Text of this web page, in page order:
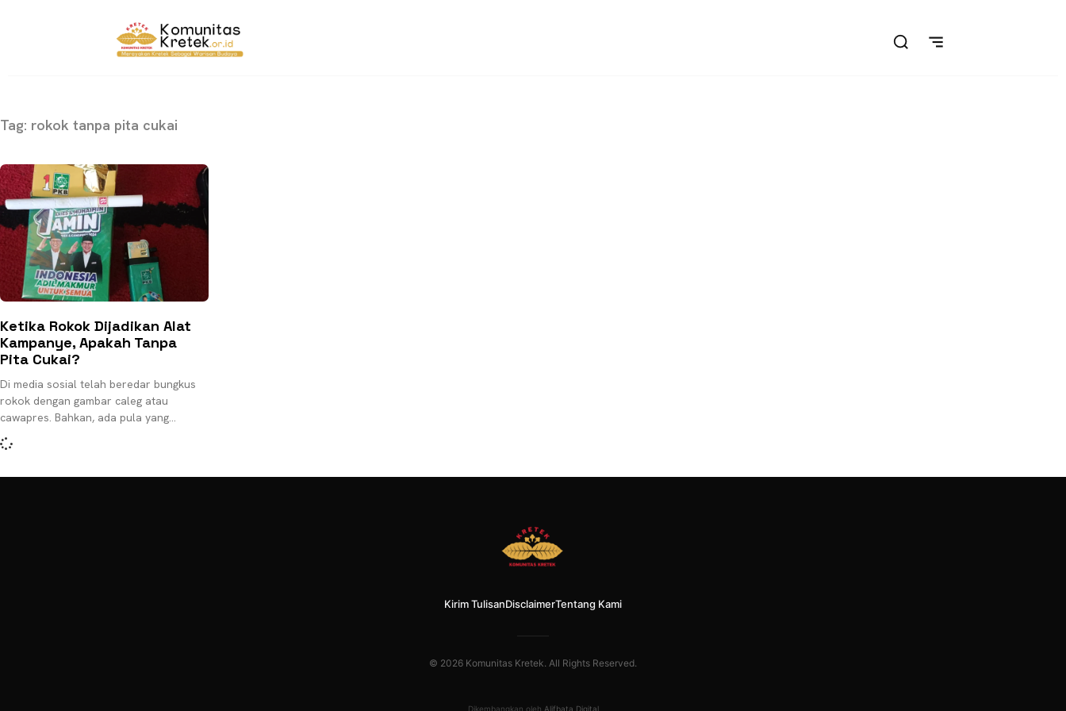
Tag: rokok tanpa pita cukai
Ketika Rokok Dijadikan Alat
Kampanye, Apakah Tanpa
Pita Cukai?
Di media sosial telah beredar bungkus
rokok dengan gambar caleg atau
cawapres. Bahkan, ada pula yang
menggunakan nama sebagai ikon tanpa
menyematkan foto caleg atau
Kirim TulisanDisclaimerTentang Kami
© 2026 Komunitas Kretek. All Rights Reserved.
Dikembangkan oleh Alifbata Digital